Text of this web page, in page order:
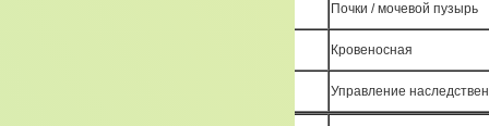
Почки / мочевой пузырь
Кровеносная
Управление